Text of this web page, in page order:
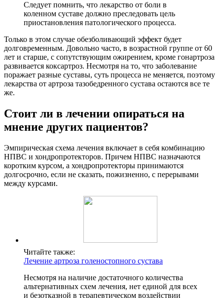
Следует помнить, что лекарство от боли в
коленном суставе должно преследовать цель
приостановления патологического процесса.
Только в этом случае обезболивающий эффект будет
долговременным. Довольно часто, в возрастной группе от 60
лет и старше, с сопутствующим ожирением, кроме гонартроза
развивается коксартроз. Несмотря на то, что заболевание
поражает разные суставы, суть процесса не меняется, поэтому
лекарства от артроза тазобедренного сустава остаются все те
же.
Стоит ли в лечении опираться на
мнение других пациентов?
Эмпирическая схема лечения включает в себя комбинацию
НПВС и хондропротекторов. Причем НПВС назначаются
коротким курсом, а хондропротекторы принимаются
долгосрочно, если не сказать, пожизненно, с перерывами
между курсами.
Читайте также:
Лечение артроза голеностопного сустава
Несмотря на наличие достаточного количества
альтернативных схем лечения, нет единой для всех
и безотказной в терапевтическом воздействии